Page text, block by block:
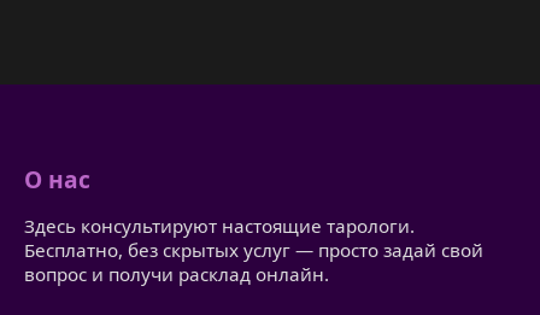
О нас
Здесь консультируют настоящие тарологи.
Бесплатно, без скрытых услуг — просто задай свой
вопрос и получи расклад онлайн.